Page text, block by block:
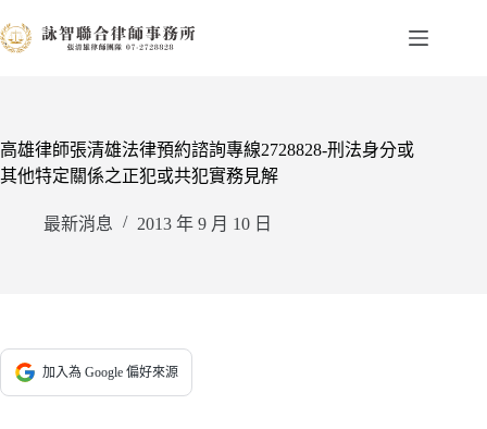
至
容
高雄律師張清雄法律預約諮詢專線2728828-刑法身分或
其他特定關係之正犯或共犯實務見解
最新消息 2013 年 9 月 10 日
加入為 Google 偏好來源